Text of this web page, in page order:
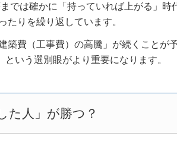
では確かに「持っていれば上がる」時
たりを繰り返しています。
築費（工事費）の高騰」が続くことが
いう選別眼がより重要になります。
た人」が勝つ？